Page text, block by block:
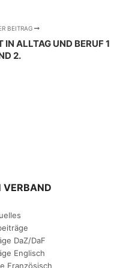
BEITRAG
ALLTAG UND BERUF 1
2.
VERBAND
DaZ/DaF
Englisch
Französisch